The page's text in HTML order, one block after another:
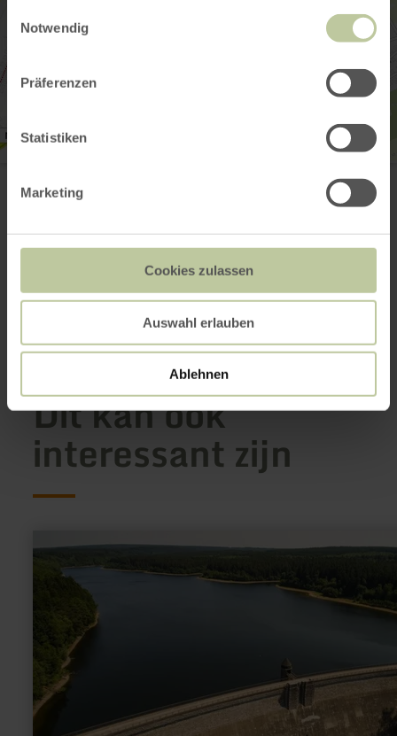
Notwendig
Präferenzen
Statistiken
Marketing
Cookies zulassen
Auswahl erlauben
Ablehnen
Kurzacht
6794 Grevenmacher
E-mail
Op kaart weergeven
Dit kan ook
interessant zijn
informatie
Dreilägerbachtalsperre